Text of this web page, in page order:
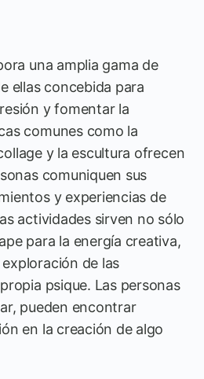
una amplia gama de
ellas concebida para
y fomentar la
comunes como la
y la escultura ofrecen
comuniquen sus
y experiencias de
actividades sirven no sólo
para la energía creativa,
de las
psique. Las personas
pueden encontrar
en la creación de algo